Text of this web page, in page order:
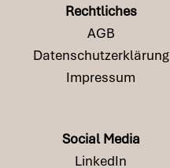
Rechtliches
AGB
Datenschutzerklärung
Impressum
Social Media
LinkedIn